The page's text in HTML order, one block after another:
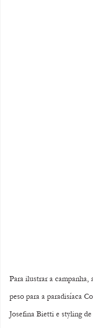
Para ilustrar a campanha,
peso para a paradisíaca
Josefina Bietti e styling